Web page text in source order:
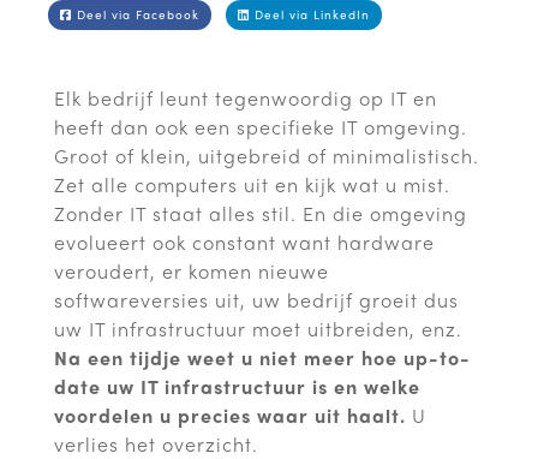
Deel via Facebook Deel via LinkedIn
Elk bedrijf leunt tegenwoordig op IT en
heeft dan ook een specifieke IT omgeving.
Groot of klein, uitgebreid of minimalistisch.
Zet alle computers uit en kijk wat u mist.
Zonder IT staat alles stil. En die omgeving
evolueert ook constant want hardware
veroudert, er komen nieuwe
softwareversies uit, uw bedrijf groeit dus
uw IT infrastructuur moet uitbreiden, enz.
Na een tijdje weet u niet meer hoe up-to-
date uw IT infrastructuur is en welke
voordelen u precies waar uit haalt. U
verlies het overzicht.